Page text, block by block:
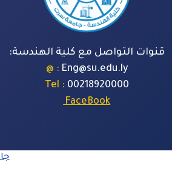
قنوات التواصل مع كلية الهندسة:
Eng@su.edu.ly
: @
00218920000
: Tel
FaceBook